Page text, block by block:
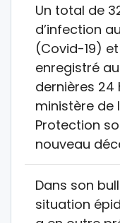
Un total de
d’infection
(Covid-19)
enregistré
dernières 24
ministère de
Protection
nouveau
Dans son
situation